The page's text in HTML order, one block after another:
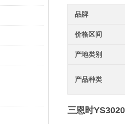
品牌
价格区间
产地类别
产品种类
三恩时